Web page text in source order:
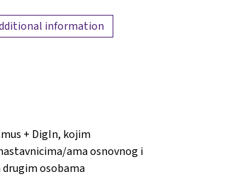
information
+ DigIn, kojim
ama osnovnog i
osobama